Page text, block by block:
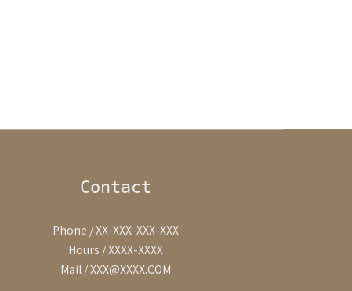
Contact
Phone / XX-XXX-XXX-XXX
Hours / XXXX-XXXX
Mail / XXX@XXXX.COM